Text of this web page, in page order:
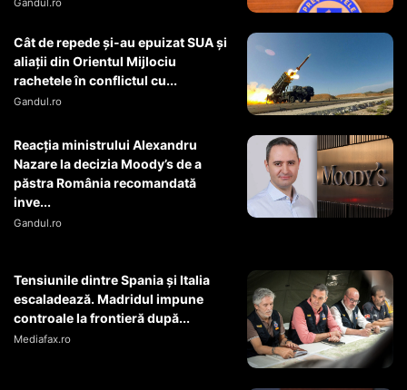
Gandul.ro
Cât de repede și-au epuizat SUA și
aliații din Orientul Mijlociu
rachetele în conflictul cu...
Gandul.ro
Reacția ministrului Alexandru
Nazare la decizia Moody’s de a
păstra România recomandată
inve...
Gandul.ro
Tensiunile dintre Spania și Italia
escaladează. Madridul impune
controale la frontieră după...
Mediafax.ro